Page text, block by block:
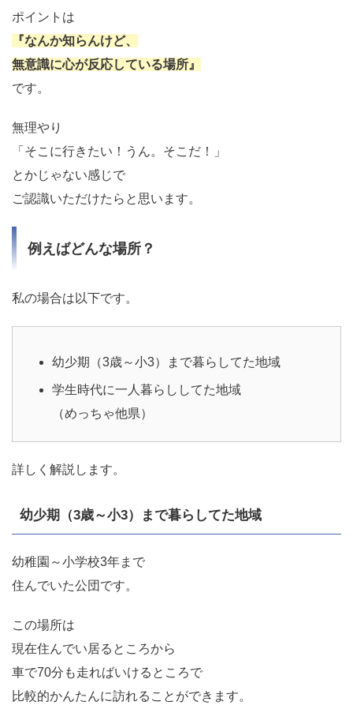
ポイントは
『なんか知らんけど、
無意識に心が反応している場所』
です。
無理やり
「そこに行きたい！うん。そこだ！」
とかじゃない感じで
ご認識いただけたらと思います。
例えばどんな場所？
私の場合は以下です。
幼少期（3歳～小3）まで暮らしてた地域
学生時代に一人暮らししてた地域
（めっちゃ他県）
詳しく解説します。
幼少期（3歳～小3）まで暮らしてた地域
幼稚園～小学校3年まで
住んでいた公団です。
この場所は
現在住んでい居るところから
車で70分も走ればいけるところで
比較的かんたんに訪れることができます。